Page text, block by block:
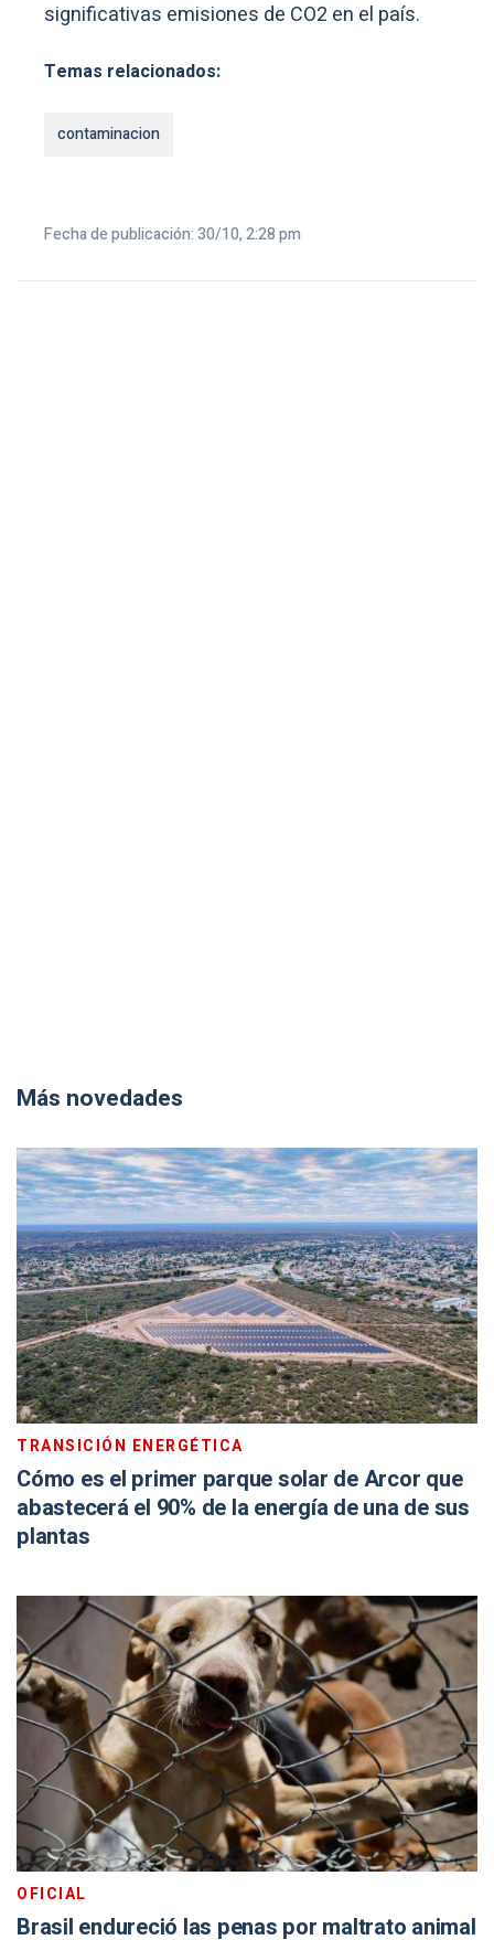
significativas emisiones de CO2 en el país.
Temas relacionados:
contaminacion
Fecha de publicación: 30/10, 2:28 pm
Más novedades
TRANSICIÓN ENERGÉTICA
Cómo es el primer parque solar de Arcor que
abastecerá el 90% de la energía de una de sus
plantas
OFICIAL
Brasil endureció las penas por maltrato animal